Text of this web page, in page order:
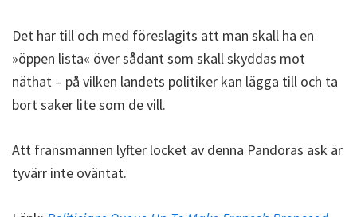
Det har till och med föreslagits att man skall ha en
»öppen lista« över sådant som skall skyddas mot
näthat – på vilken landets politiker kan lägga till och ta
bort saker lite som de vill.
Att fransmännen lyfter locket av denna Pandoras ask är
tyvärr inte oväntat.